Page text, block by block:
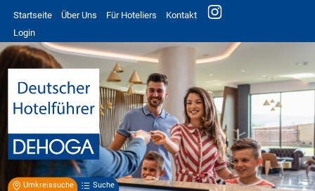
Startseite Über Uns Für Hoteliers
Kontakt
Login
Umkreissuche Suche